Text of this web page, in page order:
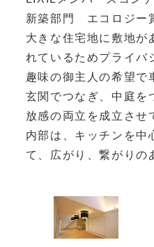
新築部門 エコロジ
大きな住宅地に敷地が
れているためプライバ
趣味の御主人の希望で
玄関でつなぎ、中庭を
放感の両立を成立させ
内部は、キッチンを中
て、広がり、繋がりの